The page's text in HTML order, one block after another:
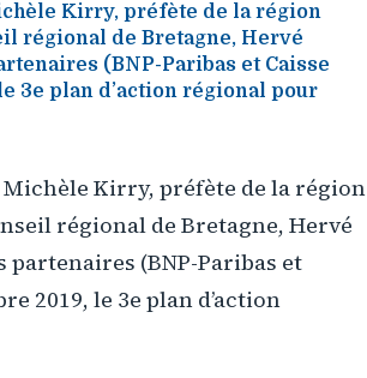
Kirry, préfète de la région
régional de Bretagne, Hervé
(BNP-Paribas et Caisse
3e plan d’action régional pour
Michèle Kirry, préfète de la région
régional de Bretagne, Hervé
(BNP-Paribas et
2019, le 3e plan d’action